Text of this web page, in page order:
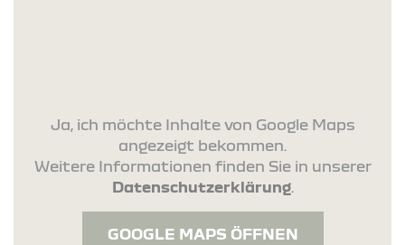
Ja, ich möchte Inhalte von Google Maps
angezeigt bekommen.
Weitere Informationen finden Sie in unserer
Datenschutzerklärung.
GOOGLE MAPS ÖFFNEN